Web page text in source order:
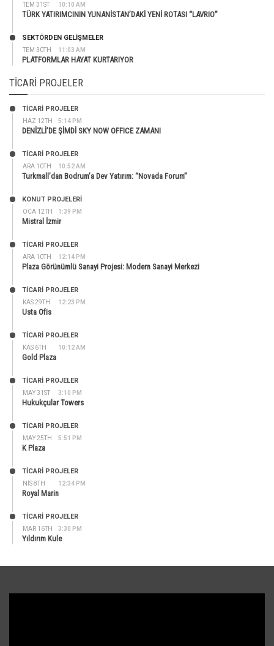
TEM 31ST 10:10 AM
TÜRK YATIRIMCININ YUNANİSTAN’DAKİ YENİ ROTASI “LAVRIO”
TEM 30TH 11:03 AM
SEKTÖRDEN GELIŞMELER
PLATFORMLAR HAYAT KURTARIYOR
TICARI PROJELER
HAZ 12TH 5:14 PM
TİCARİ PROJELER
DENİZLİ’DE ŞİMDİ SKY NOW OFFICE ZAMANI
ARA 10TH 10:52 AM
TİCARİ PROJELER
Turkmall’dan Bodrum’a Dev Yatırım: “Novada Forum”
OCA 12TH 1:39 PM
KONUT PROJELERI
Mistral İzmir
ARA 10TH 12:14 PM
TİCARİ PROJELER
Plaza Görünümlü Sanayi Projesi: Modern Sanayi Merkezi
KAS 29TH 12:23 PM
TİCARİ PROJELER
Usta Ofis
KAS 6TH 10:12 AM
TİCARİ PROJELER
Gold Plaza
MAY 31ST 3:10 PM
TİCARİ PROJELER
Hukukçular Towers
MAY 25TH 5:51 PM
TİCARİ PROJELER
K Plaza
NIS 8TH 12:34 PM
TİCARİ PROJELER
Royal Marin
MAR 16TH 3:30 PM
TİCARİ PROJELER
Yıldırım Kule